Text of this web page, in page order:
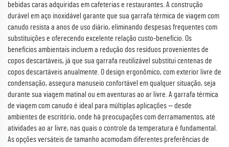
bebidas caras adquiridas em cafeterias e restaurantes. A construção
durável em aço inoxidável garante que sua garrafa térmica de viagem com
canudo resista a anos de uso diário, eliminando despesas frequentes com
substituições e oferecendo excelente relação custo-benefício. Os
benefícios ambientais incluem a redução dos resíduos provenientes de
copos descartáveis, já que sua garrafa reutilizável substitui centenas de
copos descartáveis anualmente. O design ergonômico, com exterior livre de
condensação, assegura manuseio confortável em qualquer situação, seja
durante sua viagem matinal ou em aventuras ao ar livre. A garrafa térmica
de viagem com canudo é ideal para múltiplas aplicações — desde
ambientes de escritório, onde há preocupações com derramamentos, até
atividades ao ar livre, nas quais o controle da temperatura é fundamental.
As opções versáteis de tamanho acomodam diferentes preferências de